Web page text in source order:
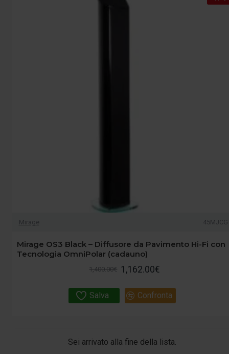
Mirage 45MJCG
Mirage OS3 Black – Diffusore da Pavimento Hi-Fi con
Tecnologia OmniPolar (cadauno)
1,162.00€
1,400.00€
Salva Confronta
Sei arrivato alla fine della lista.